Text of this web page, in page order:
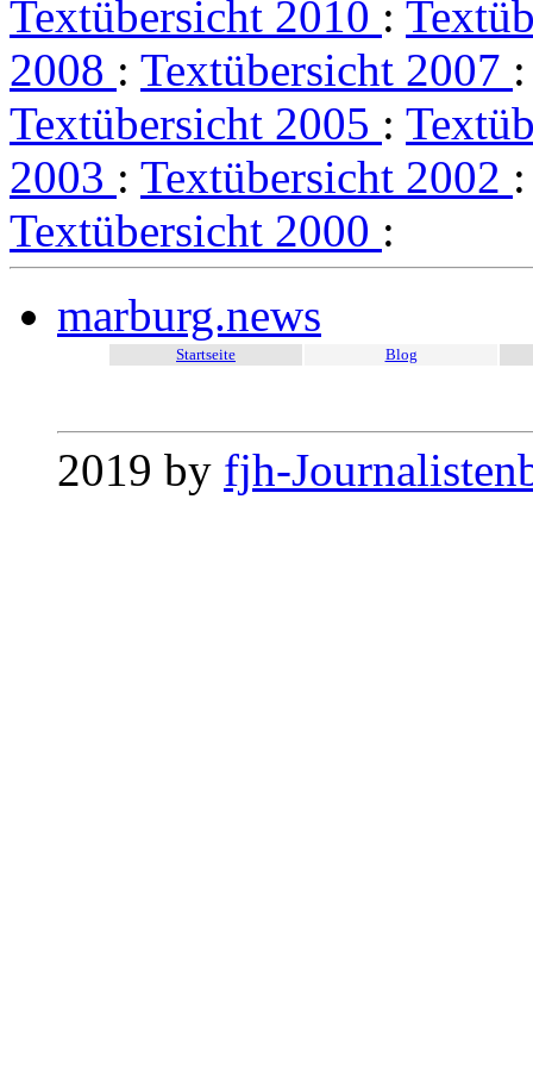
Textübersicht 2010 :
2008 : Textübersicht 2007
Textübersicht 2005 :
2003 : Textübersicht 2002
Textübersicht 2000 :
marburg.news
Startseite Blog
2019 by fjh-